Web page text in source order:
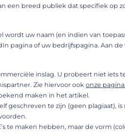
een breed publiek dat specifiek op
wordt uw naam (en indien van
pagina of uw bedrijfspagina. Aan
inslag. U probeert niet iets
Zie hiervoor ook onze
maken in het artikel.
geschreven te zijn (geen plagiaat),
te maken hebben, maar de vorm